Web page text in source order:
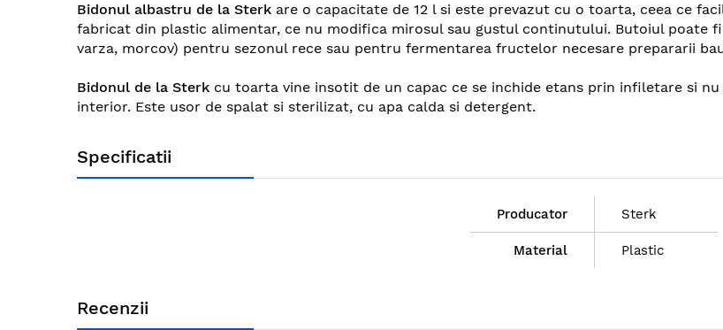
the
images
gallery
Bidonul albastru de la Sterk are o capacitate de 12 l si este prevazut cu o toarta, ceea ce
fabricat din plastic alimentar, ce nu modifica mirosul sau gustul continutului. Butoiul poate
varza, morcov) pentru sezonul rece sau pentru fermentarea fructelor necesare prepararii
Bidonul de la Sterk cu toarta vine insotit de un capac ce se inchide etans prin infiletare si
interior. Este usor de spalat si sterilizat, cu apa calda si detergent.
Specificatii
Producator Sterk
Material Plastic
Recenzii